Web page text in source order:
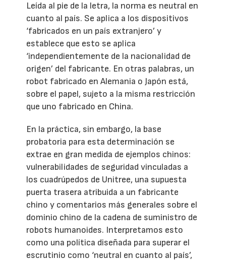
Leída al pie de la letra, la norma es neutral en
cuanto al país. Se aplica a los dispositivos
‘fabricados en un país extranjero’ y
establece que esto se aplica
‘independientemente de la nacionalidad de
origen’ del fabricante. En otras palabras, un
robot fabricado en Alemania o Japón está,
sobre el papel, sujeto a la misma restricción
que uno fabricado en China.
En la práctica, sin embargo, la base
probatoria para esta determinación se
extrae en gran medida de ejemplos chinos:
vulnerabilidades de seguridad vinculadas a
los cuadrúpedos de Unitree, una supuesta
puerta trasera atribuida a un fabricante
chino y comentarios más generales sobre el
dominio chino de la cadena de suministro de
robots humanoides. Interpretamos esto
como una política diseñada para superar el
escrutinio como ‘neutral en cuanto al país’,